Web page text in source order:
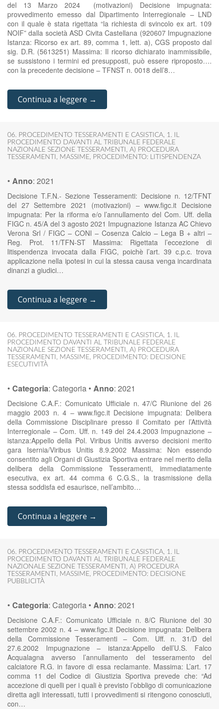
del 13 Marzo 2024 (motivazioni) Decisione impugnata:
provvedimento emesso dal Dipartimento Interregionale – LND
con il quale è stata rigettata “la richiesta di svincolo ex art. 109
NOIF” dalla società ASD Civita Castellana (920607 Impugnazione
Istanza: Ricorso ex art. 89, comma 1, lett. a), CGS proposto dal
sig. D.R. (5613251) Massima: Il ricorso dichiarato inammissibile,
se sussistono i termini ed presupposti, può essere riproposto….
con la precedente decisione – TFNST n. 0018 dell’8…
Continua a leggere →
06. PROCEDIMENTO TESSERAMENTI E CASISTICA, 1. IL
PROCEDIMENTO DAVANTI AL TRIBUNALE FEDERALE
NAZIONALE SEZIONE TESSERAMENTI , A) PROCEDURA
TESSERAMENTI , MASSIME, PROCEDIMENTO: LITISPENDENZA
• Anno: 2021
Decisione T.F.N.- Sezione Tesseramenti: Decisione n. 12/TFNT
del 27 Settembre 2021 (motivazioni) – www.figc.it Decisione
impugnata: Per la riforma e/o l’annullamento del Com. Uff. della
FIGC n. 45/A del 3 agosto 2021 Impugnazione Istanza AC Chievo
Verona Srl / FIGC – CONI – Cosenza Calcio – Lega B + altri –
Reg. Prot. 11/TFN-ST Massima: Rigettata l’eccezione di
litispendenza invocata dalla FIGC, poichè l’art. 39 c.p.c. trova
applicazione nella ipotesi in cui la stessa causa venga incardinata
dinanzi a giudici…
Continua a leggere →
06. PROCEDIMENTO TESSERAMENTI E CASISTICA, 1. IL
PROCEDIMENTO DAVANTI AL TRIBUNALE FEDERALE
NAZIONALE SEZIONE TESSERAMENTI , A) PROCEDURA
TESSERAMENTI , MASSIME, PROCEDIMENTO: DECISIONE
ESECUTIVITÀ
• Categoria: Categoria • Anno: 2021
Decisione C.A.F.: Comunicato Ufficiale n. 47/C Riunione del 26
maggio 2003 n. 4 – www.figc.it Decisione impugnata: Delibera
della Commissione Disciplinare presso il Comitato per l’Attività
Interregionale – Com. Uff. n. 149 del 24.4.2003 Impugnazione –
istanza:Appello della Pol. Viribus Unitis avverso decisioni merito
gara Isernia/Viribus Unitis 8.9.2002 Massima: Non essendo
consentito agli Organi di Giustizia Sportiva entrare nel merito della
delibera della Commissione Tesseramenti, immediatamente
esecutiva, ex art. 44 comma 6 C.G.S., la trasmissione della
stessa soddisfa ed esaurisce, nell’ambito…
Continua a leggere →
06. PROCEDIMENTO TESSERAMENTI E CASISTICA, 1. IL
PROCEDIMENTO DAVANTI AL TRIBUNALE FEDERALE
NAZIONALE SEZIONE TESSERAMENTI , A) PROCEDURA
TESSERAMENTI , MASSIME, PROCEDIMENTO: DECISIONE
PUBBLICITÀ
• Categoria: Categoria • Anno: 2021
Decisione C.A.F.: Comunicato Ufficiale n. 8/C Riunione del 30
settembre 2002 n. 4 – www.figc.it Decisione impugnata: Delibera
della Commissione Tesseramenti – Com. Uff. n. 31/D del
27.6.2002 Impugnazione – istanza:Appello dell’U.S. Falco
Acqualagna avverso l’annullamento del tesseramento del
calciatore R.G. in favore di essa reclamante. Massima: L’art. 17
comma 11 del Codice di Giustizia Sportiva prevede che: “Ad
accezione di quelli per i quali è previsto l’obbligo di comunicazione
diretta agli interessati, tutti i provvedimenti si ritengono conosciuti,
con…